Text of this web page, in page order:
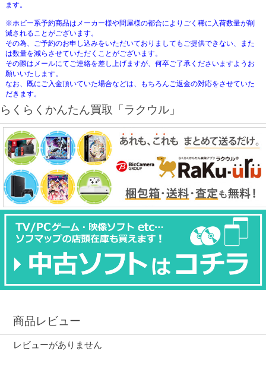
ます。
※ホビー系予約商品はメーカー様や問屋様の都合によりごく稀に入荷数量が削
減されることがございます。
その為、ご予約のお申し込みをいただいておりましてもご提供できない、また
は数量を減らさせていただくことがございます。
その際はメールにてご連絡を差し上げますが、何卒ご了承くださいますようお
願いいたします。
なお、既にご入金頂いていた場合などは、もちろんご返金の対応をさせていた
だきます。
らくらくかんたん買取「ラクウル」
商品レビュー
レビューがありません